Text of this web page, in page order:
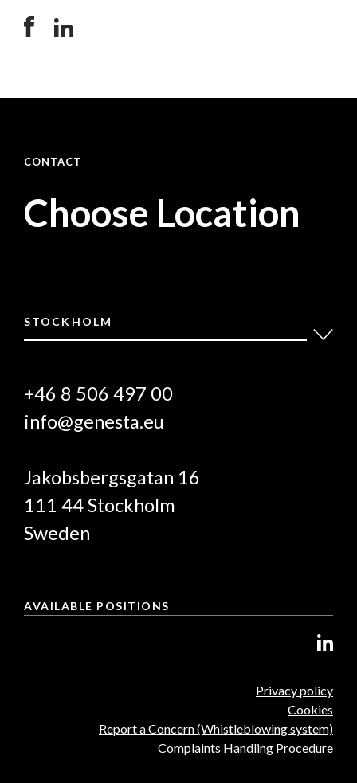
CONTACT
Choose Location
STOCKHOLM
+46 8 506 497 00
info@genesta.eu
Jakobsbergsgatan 16
111 44 Stockholm
Sweden
AVAILABLE POSITIONS
Privacy policy
Cookies
Report a Concern (Whistleblowing system)
Complaints Handling Procedure